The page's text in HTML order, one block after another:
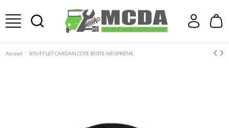
Accueil SOUFFLET CARDAN COTE BOITE NÉOPRÈNE